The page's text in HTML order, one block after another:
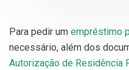
Para pedir um empréstimo
necessário, além dos
Autorização de Residência